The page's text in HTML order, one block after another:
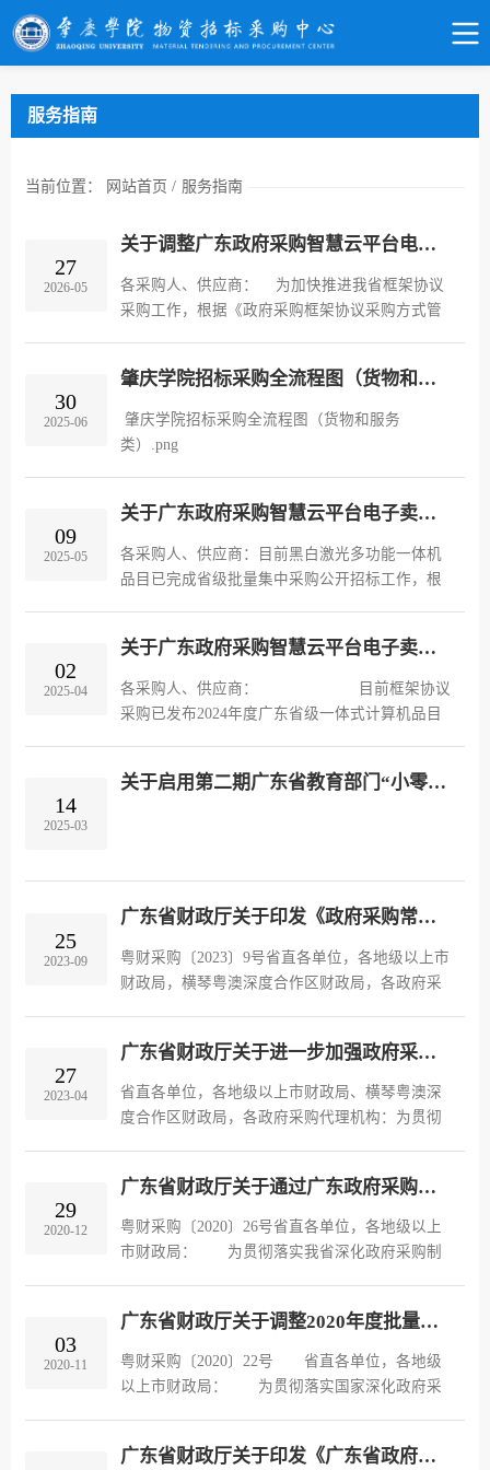
服务指南
当前位置： 网站首页 / 服务指南
27
2026-05
关于调整广东政府采购智慧云平台电子卖场扫描仪等品目交易方式的通知
各采购人、供应商： 为加快推进我省框架协议
采购工作，根据《政府采购框架协议采购方式管
通知》（财库〔2022〕17 号...
30
2025-06
肇庆学院招标采购全流程图（货物和服务类）
肇庆学院招标采购全流程图（货物和服务
类）.png
09
2025-05
关于广东政府采购智慧云平台电子卖场黑白激光多功能一体机品目纳入批量采购组织实施的通知
各采购人、供应商：目前黑白激光多功能一体机
品目已完成省级批量集中采购公开招标工作，根
入批量集中采购范围的品目，原...
02
2025-04
关于广东政府采购智慧云平台电子卖场一体式计算机品目切换到框架协议采购组织实施的通知
各采购人、供应商： 目前框架协议
采购已发布2024年度广东省级一体式计算机品目
方式。广东政府采购...
14
2025-03
关于启用第二期广东省教育部门“小零易购”电子采购系统的通知
25
2023-09
广东省财政厅关于印发《政府采购常见问题清单》的通知
粤财采购〔2023〕9号省直各单位，各地级以上市
财政局，横琴粤澳深度合作区财政局，各政府采
编制质量，规范政府采购行为，...
27
2023-04
广东省财政厅关于进一步加强政府采购需求管理工作的通知（粤财采购函〔2023〕29号）
省直各单位，各地级以上市财政局、横琴粤澳深
度合作区财政局，各政府采购代理机构：为贯彻
效目标，根据《财政部关于印发...
29
2020-12
广东省财政厅关于通过广东政府采购智慧云平台电子卖场实施政府采购活动有关事项的通知
粤财采购〔2020〕26号省直各单位，各地级以上
市财政局： 为贯彻落实我省深化政府采购制
府采购智慧云平台建设方案》的...
03
2020-11
广东省财政厅关于调整2020年度批量集中采购有关事项的通知
粤财采购〔2020〕22号 省直各单位，各地级
以上市财政局： 为贯彻落实国家深化政府采
《广东省深化政府采购制度改革工...
广东省财政厅关于印发《广东省政府集中采购目录及标准（2020年版）》的通知